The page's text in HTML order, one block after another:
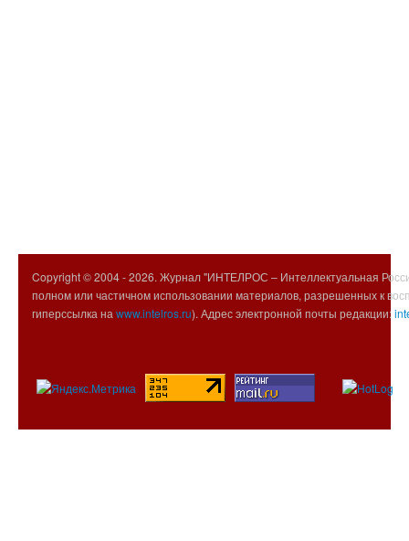
Copyright © 2004 -2026. Журнал "ИНТЕЛРОС – Интеллектуальная
полном или частичном использовании материалов, разрешенных к
гиперссылка на www.intelros.ru). Адрес электронной почты редакции: